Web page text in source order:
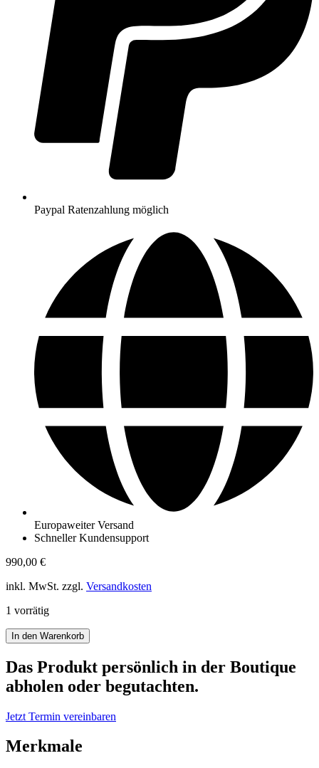
Paypal Ratenzahlung möglich
Europaweiter Versand
Schneller Kundensupport
990,00 €
inkl. MwSt. zzgl. Versandkosten
1 vorrätig
Louis
Vuitton
Alma
MM
Tasche
In den Warenkorb
Das Produkt persönlich in der Boutique
abholen oder begutachten.
Jetzt Termin vereinbaren
Merkmale